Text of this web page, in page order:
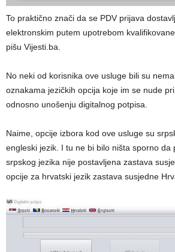
To praktično znači da se PDV prijava
elektronskim putem upotrebom
pišu Vijesti.ba.
No neki od korisnika ove usluge bili su
oznakama jezičkih opcija koje im se nude
odnosno unošenju digitalnog potpisa.
Naime, opcije izbora kod ove usluge su
engleski jezik. I tu ne bi bilo ništa sporno da
srpskog jezika nije postavljena zastava
opcije za hrvatski jezik zastava susjedne